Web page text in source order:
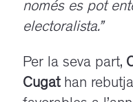
només es pot
electoralista.”
Per la seva part,
Cugathan